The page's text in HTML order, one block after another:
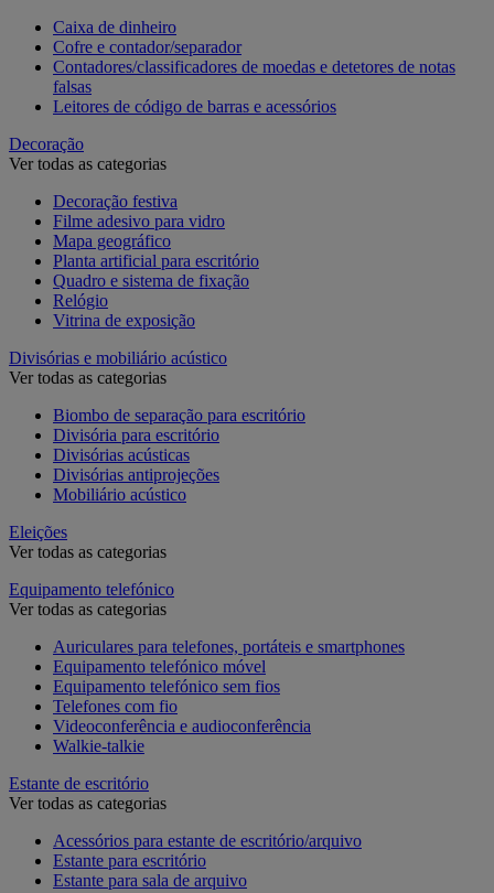
Caixa de dinheiro
Cofre e contador/separador
Contadores/classificadores de moedas e detetores de notas
falsas
Leitores de código de barras e acessórios
Decoração
Ver todas as categorias
Decoração festiva
Filme adesivo para vidro
Mapa geográfico
Planta artificial para escritório
Quadro e sistema de fixação
Relógio
Vitrina de exposição
Divisórias e mobiliário acústico
Ver todas as categorias
Biombo de separação para escritório
Divisória para escritório
Divisórias acústicas
Divisórias antiprojeções
Mobiliário acústico
Eleições
Ver todas as categorias
Equipamento telefónico
Ver todas as categorias
Auriculares para telefones, portáteis e smartphones
Equipamento telefónico móvel
Equipamento telefónico sem fios
Telefones com fio
Videoconferência e audioconferência
Walkie-talkie
Estante de escritório
Ver todas as categorias
Acessórios para estante de escritório/arquivo
Estante para escritório
Estante para sala de arquivo